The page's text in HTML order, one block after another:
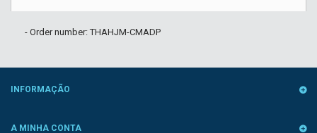
- Order number: THAHJM-CMADP
INFORMAÇÃO
A MINHA CONTA